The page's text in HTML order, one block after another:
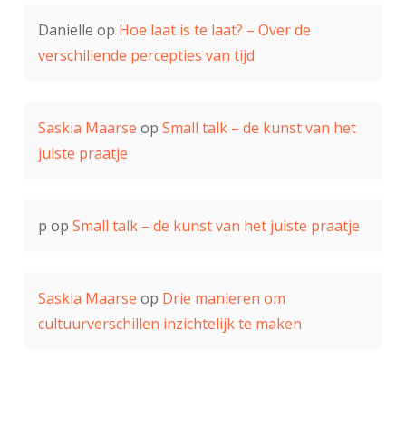
Danielle op Hoe laat is te laat? – Over de
verschillende percepties van tijd
Saskia Maarse op Small talk – de kunst van het
juiste praatje
p op Small talk – de kunst van het juiste praatje
Saskia Maarse op Drie manieren om
cultuurverschillen inzichtelijk te maken